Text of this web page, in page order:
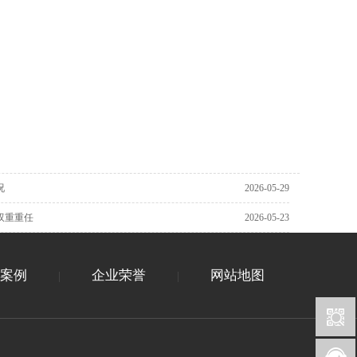
2026-05-29
重重任 2026-05-23
例 企业荣誉 网站地图